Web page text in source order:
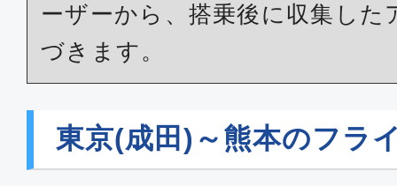
ーザーから、搭乗後に収集した
づきます。
東京(成田)～熊本のフラ